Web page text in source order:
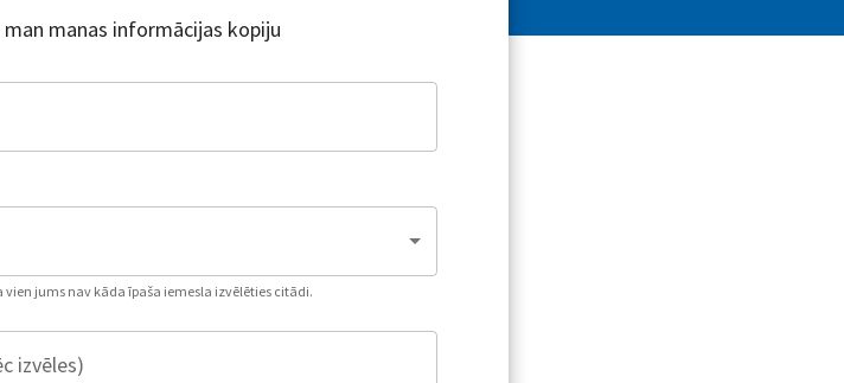
manas informācijas kopiju
jums nav kāda īpaša iemesla izvēlēties citādi.
izvēles)